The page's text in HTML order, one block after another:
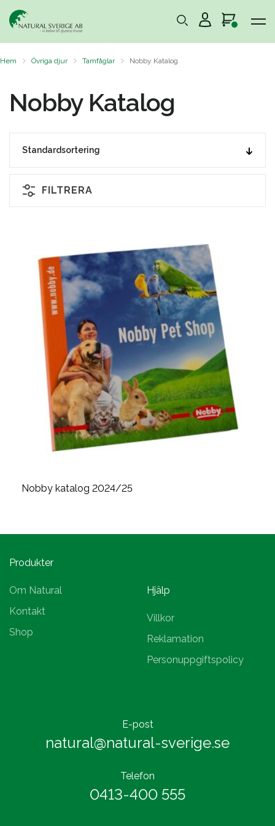
Hem Övriga djur Tamfåglar Nobby Katalog
Nobby Katalog
FILTRERA
Nobby katalog 2024/25
Produkter
Om Natural
Kontakt
Shop
Hjälp
Villkor
Reklamation
Personuppgiftspolicy
E-post
natural@natural-sverige.se
Telefon
0413-400 555